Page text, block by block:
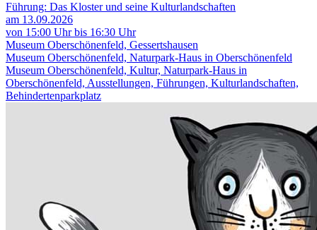
Führung: Das Kloster und seine Kulturlandschaften
am 13.09.2026
von 15:00 Uhr bis 16:30 Uhr
Museum Oberschönenfeld, Gessertshausen
Museum Oberschönenfeld, Naturpark-Haus in Oberschönenfeld
Museum Oberschönenfeld, Kultur, Naturpark-Haus in
Oberschönenfeld, Ausstellungen, Führungen, Kulturlandschaften,
Behindertenparkplatz